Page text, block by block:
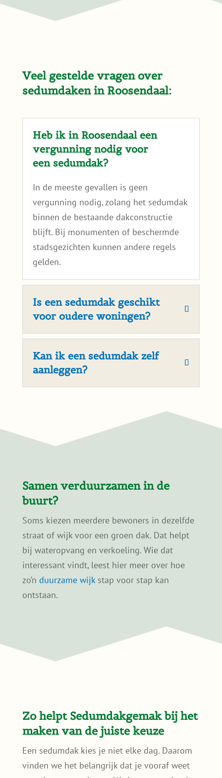
die later niet logisch blijkt.
juist niet.
Wil je eerst zelf rustig nalezen hoe we naar
Veel gestelde vragen over
sedumdaken in Roosendaal:
Heb ik in Roosendaal een
vergunning nodig voor
een sedumdak?
In de meeste gevallen is geen
vergunning nodig, zolang het sedumdak
binnen de bestaande dakconstructie
stadsgezichten kunnen andere regels
voor oudere woningen?
Kan ik een sedumdak zelf
aanleggen?
Samen verduurzamen in de
bij wateropvang en verkoeling. Wie dat
interessant vindt, leest hier meer over hoe
zo’n duurzame wijkstap voor stap kan
ontstaan.